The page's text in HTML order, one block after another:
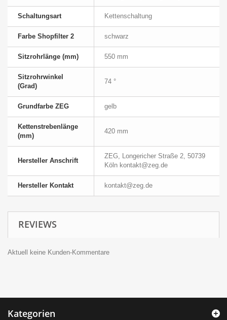
Schaltungsart Kettenschaltung
Farbe Shopfilter 2 schwarz
Sitzrohrlänge (mm) 550 mm
Sitzrohrwinkel
(Grad)
74 °
Grundfarbe ZEG gelb
Kettenstrebenlänge
(mm)
420 mm
Hersteller Anschrift
ZEG, Longericher Straße 2, 50739
Köln kontakt@zeg.de
Hersteller Kontakt kontakt@zeg.de
REVIEWS
Aktuell keine Kunden-Kommentare
Kategorien